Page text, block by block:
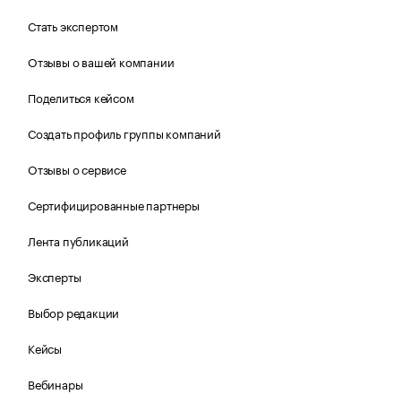
Стать экспертом
Отзывы о вашей компании
Поделиться кейсом
Создать профиль группы компаний
Отзывы о сервисе
Сертифицированные партнеры
Лента публикаций
Эксперты
Выбор редакции
Кейсы
Вебинары